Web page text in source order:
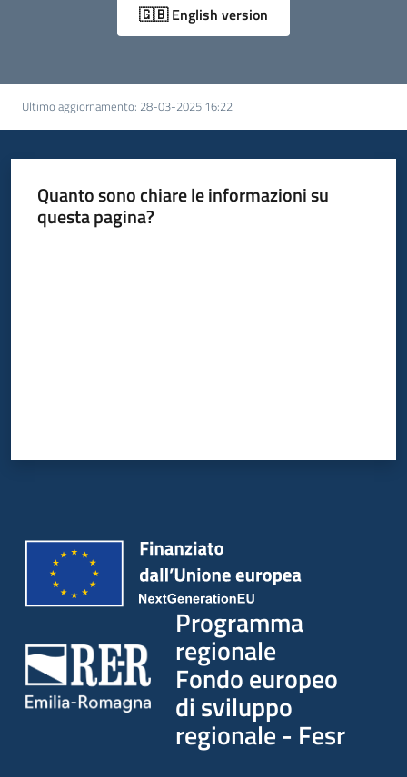
🇬🇧 English version
Ultimo aggiornamento: 28-03-2025 16:22
Quanto sono chiare le informazioni su
questa pagina?
Programma
regionale
Fondo europeo
di sviluppo
regionale - Fesr